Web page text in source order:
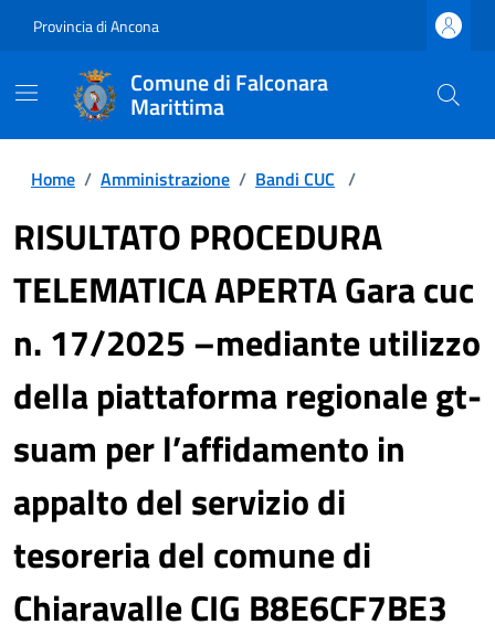
Provincia di Ancona
Comune di Falconara
Marittima
Home / Amministrazione / Bandi CUC /
RISULTATO PROCEDURA
TELEMATICA APERTA Gara cuc
n. 17/2025 –mediante utilizzo
della piattaforma regionale gt-
suam per l’affidamento in
appalto del servizio di
tesoreria del comune di
Chiaravalle CIG B8E6CF7BE3